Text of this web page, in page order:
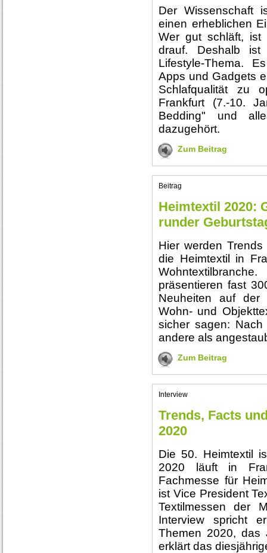
Der Wissenschaft
einen erheblichen
Wer gut schläft, ist
drauf. Deshalb
Lifestyle-Thema.
Apps und Gadgets
Schlafqualität zu
Frankfurt (7.-10.
Bedding" und
dazugehört.
Zum Beitrag
Beitrag
Heimtextil 2020:
runder
Hier werden
die Heimtextil in
präsentieren fast
Neuheiten auf der
Wohn- und
sicher sagen:
andere als
Zum Beitrag
Interview
Trends, Facts
2020
Die 50. Heimtextil
2020 läuft in
Fachmesse für
ist Vice President
Textilmessen der
Interview spricht
Themen 2020, das
erklärt das